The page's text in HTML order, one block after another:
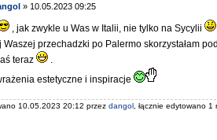
» 10.05.2023 09:25
, jak zwykle u Was w Italii, nie tylko na Sycylii
Waszej przechadzki po Palermo skorzystałam
teraz
.
estetyczne i inspiracje
10.05.2023 20:12 przezdangol , łącznie edytowano 1